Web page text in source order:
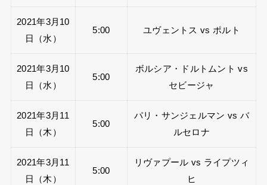
2021年3月10
日（水）
5:00 ユヴェントス vs ポルト
2021年3月10
日（水）
5:00
ボルシア・ドルトムント vs
セビージャ
2021年3月11
日（木）
5:00
パリ・サンジェルマン vs バ
ルセロナ
2021年3月11
日（木）
5:00
リヴァプール vs ライプツィ
ヒ